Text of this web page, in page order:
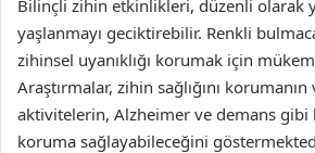
Bilinçli zihin etkinlikleri, düzenli olarak
yaşlanmayı geciktirebilir. Renkli
zihinsel uyanıklığı korumak için
Araştırmalar, zihin sağlığını
aktivitelerin, Alzheimer ve demans gibi
koruma sağlayabileceğini